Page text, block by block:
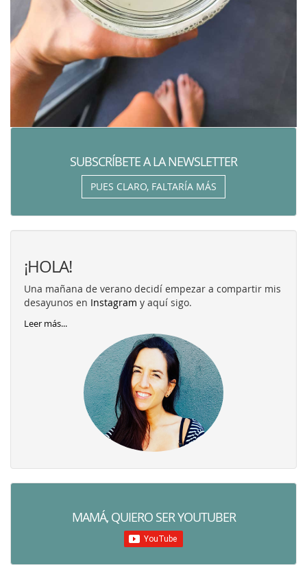
SUBSCRÍBETE A LA NEWSLETTER
PUES CLARO, FALTARÍA MÁS
¡HOLA!
Una mañana de verano decidí empezar a compartir mis
desayunos en Instagram y aquí sigo.
Leer más...
MAMÁ, QUIERO SER YOUTUBER